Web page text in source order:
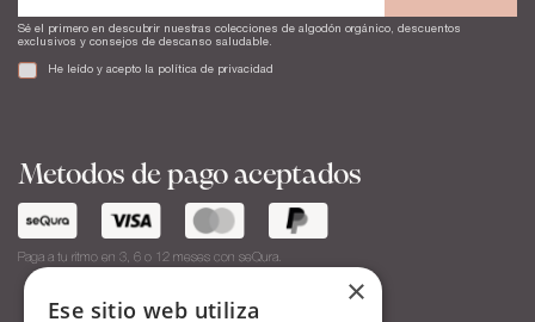
Sé el primero en descubrir nuestras colecciones de algodón orgánico, descuentos
exclusivos y consejos de descanso saludable.
He leído y acepto la política de privacidad
Metodos de pago aceptados
Paga a tu ritmo en 3, 6 o 12 meses con seQura.
×
Ese sitio web utiliza